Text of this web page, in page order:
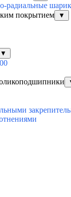
радиальные
покрытием
▼
▼